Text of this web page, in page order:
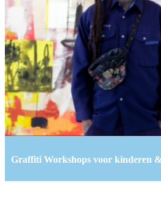
Graffiti Workshops voor kinderen